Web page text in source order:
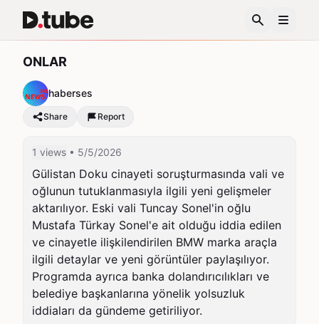
ONLAR
haberses
Share Report
1 views • 5/5/2026
Gülistan Doku cinayeti soruşturmasında vali ve
oğlunun tutuklanmasıyla ilgili yeni gelişmeler
aktarılıyor. Eski vali Tuncay Sonel'in oğlu
Mustafa Türkay Sonel'e ait olduğu iddia edilen
ve cinayetle ilişkilendirilen BMW marka araçla
ilgili detaylar ve yeni görüntüler paylaşılıyor.
Programda ayrıca banka dolandırıcılıkları ve
belediye başkanlarına yönelik yolsuzluk
iddiaları da gündeme getiriliyor.